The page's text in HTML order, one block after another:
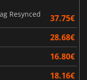
Resynced
37.75€
28.68€
16.80€
18.16€